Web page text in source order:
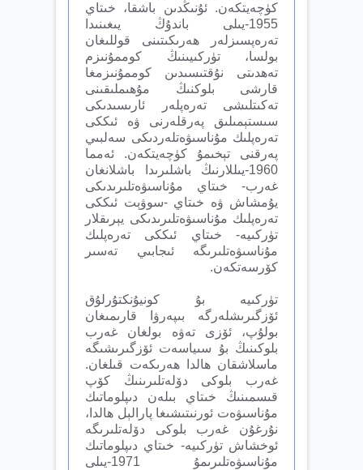
كۈچەيتكەن. ئۇنىڭدىن باشقا، خىتاي
1955-يىلى باندۇڭ يىغىنىدا
تەرەپسىزلەر ھەرىكىتىنى قوللىغان
بولسا، تۈركىيىنىڭ كوممۇنىزم
تەھدىتى نۇقتىسىدىن كوممۇنىزمغا
قارشى بلوكنىڭ مۇھىملىقىنى
تەكىتلىشى تەرەپلەر ئارىسىدىكى
سىستېمىلىق پەرقلەرنى ۋە ئىككى
تەرەپلىك مۇناسىۋەتلەردىكى سەلبىي
پەرقنى تېخىمۇ كۈچەيتكەن. ئەمما
1960-يىللارنىڭ باشلىرىدا باشلانغان
غەرب- خىتاي مۇناسىۋەتلىرىدىكى
يۇمشاش ۋە خىتاي -سوۋېت ئىككى
تەرەپلىك مۇناسىۋەتلىرىدىكى يېرىقلار
تۈركىيە- خىتاي ئىككى تەرەپلىك
مۇناسىۋەتلىرىگە ئىجابىي تەسىر
كۆرسەتكەن.
تۈركىيە بۇ كونيۇنكتۇرلۇق
ئۆزگىرىشلەرگە بىپەرۋا قارىمىغان
بولۇپ، ئۆزى تەۋە بولغان غەرب
بلوكىنىڭ بۇ سىياسەت ئۆزگىرىشىگە
ماسلاشقان ھالدا ھەرىكەت قىلغان.
غەرب بلوكى دۆلەتلىرىنىڭ كۆپ
قىسمىنىڭ خىتاي بىلەن دىپلوماتىك
مۇناسىۋەت ئورنىتىشىغا پارالېل ھالدا،
نۇرغۇن غەرب بلوكى دۆلەتلىرىگە
ئوخشاش تۈركىيە- خىتاي دىپلوماتىك
مۇناسىۋەتلىرىمۇ 1971-يىلى